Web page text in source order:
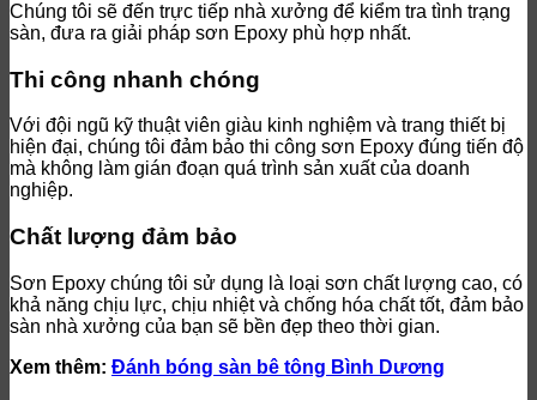
Chúng tôi sẽ đến trực tiếp nhà xưởng để kiểm tra tình trạng
sàn, đưa ra giải pháp sơn Epoxy phù hợp nhất.
Thi công nhanh chóng
Với đội ngũ kỹ thuật viên giàu kinh nghiệm và trang thiết bị
hiện đại, chúng tôi đảm bảo thi công sơn Epoxy đúng tiến độ
mà không làm gián đoạn quá trình sản xuất của doanh
nghiệp.
Chất lượng đảm bảo
Sơn Epoxy chúng tôi sử dụng là loại sơn chất lượng cao, có
khả năng chịu lực, chịu nhiệt và chống hóa chất tốt, đảm bảo
sàn nhà xưởng của bạn sẽ bền đẹp theo thời gian.
Xem thêm: Đánh bóng sàn bê tông Bình Dương